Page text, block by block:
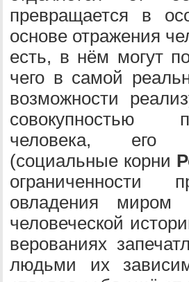
превращается в
основе отражения
есть, в нём могут
чего в самой
возможности
совокупностью
человека, его
(социальные корни
ограниченности
овладения миром
человеческой
верованиях
людьми их